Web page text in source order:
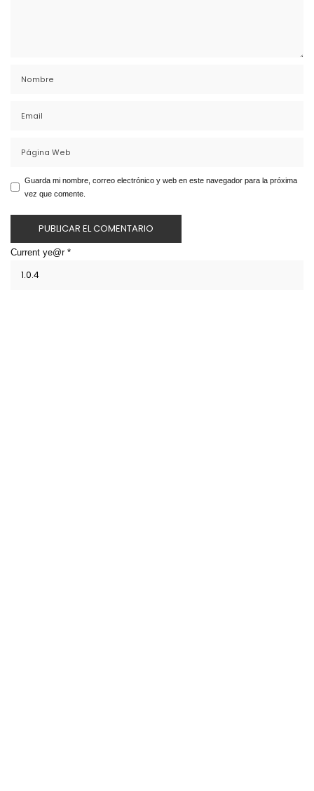
Guarda mi nombre, correo electrónico y web en este navegador para la próxima
vez que comente.
Current ye@r *